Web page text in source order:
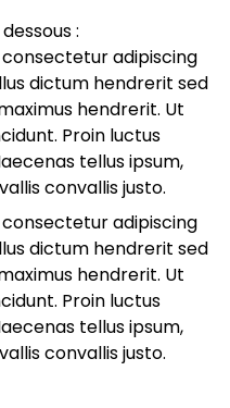
:
adipiscing
dictum hendrerit sed
hendrerit. Ut
Proin luctus
tellus ipsum,
convallis justo.
adipiscing
dictum hendrerit sed
hendrerit. Ut
Proin luctus
tellus ipsum,
convallis justo.